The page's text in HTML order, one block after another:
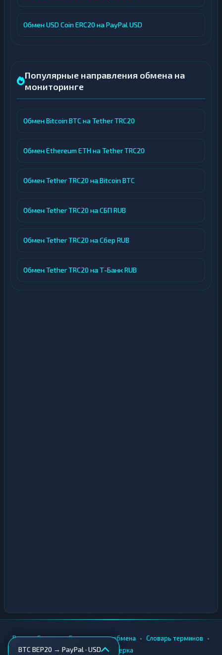
Обмен USD Coin ERC20 на PayPal USD
Популярные направления обмена на
мониторинге
Обмен Bitcoin BTC на Tether TRC20
Обмен Ethereum ETH на Tether TRC20
Обмен Tether TRC20 на Bitcoin BTC
Обмен Tether TRC20 на СБП RUB
Обмен Tether TRC20 на Сбер RUB
Обмен Tether TRC20 на Т-Банк RUB
BTC BEP20 → PayPal · USD
Вики • Города • Безопасность обмена • Словарь терминов •
AML-проверка